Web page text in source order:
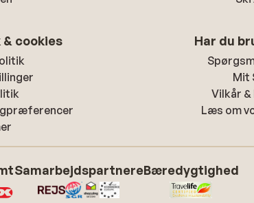
cookies Har du
Mit
Vilkår
Læs om
SamarbejdspartnereBæredygtighed